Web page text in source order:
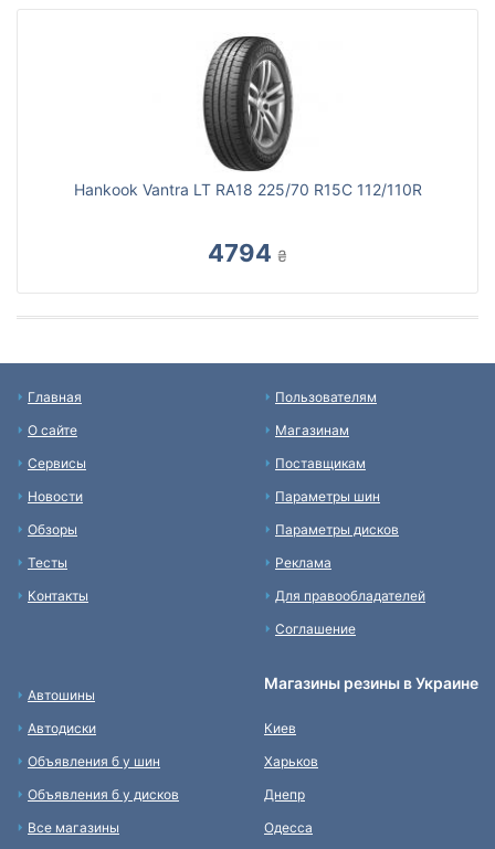
Hankook Vantra LT RA18 225/70 R15C 112/110R
4794 ₴
Главная
О сайте
Сервисы
Новости
Обзоры
Тесты
Контакты
Пользователям
Магазинам
Поставщикам
Параметры шин
Параметры дисков
Реклама
Для правообладателей
Соглашение
Автошины
Автодиски
Объявления б у шин
Объявления б у дисков
Все магазины
Магазины резины в Украине
Киев
Харьков
Днепр
Одесса